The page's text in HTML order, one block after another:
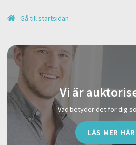
Gå till startsidan
Vi är
Vad betyder det för dig
LÄS MER HÄR